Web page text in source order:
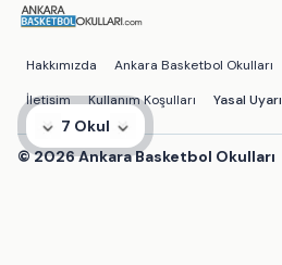
7 Okul
Hakkımızda Ankara Basketbol Okulları
İletişim
Kullanım Koşulları Yasal Uyarı
©2026Ankara Basketbol Okulları